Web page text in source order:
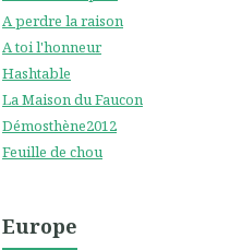
A perdre la raison
A toi l'honneur
Hashtable
La Maison du Faucon
Démosthène2012
Feuille de chou
Europe